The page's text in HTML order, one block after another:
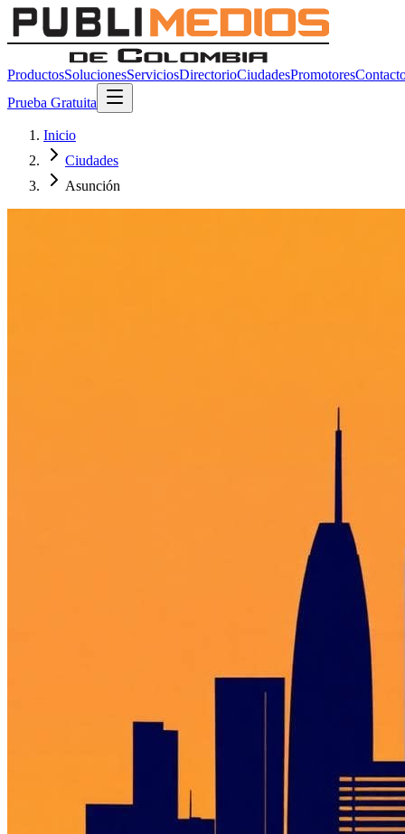
ProductosSolucionesServiciosDirectorioCiudadesPromotores
Prueba Gratuita
Inicio
Ciudades
Asunción